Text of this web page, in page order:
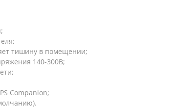
тишину в помещении;
140-300В;
Companion;